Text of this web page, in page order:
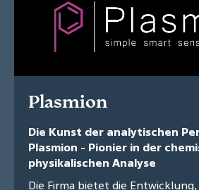
Plasmion
Die Kunst der analytischen
Plasmion - Pionier in der
physikalischen Analyse
Die Firma bietet die